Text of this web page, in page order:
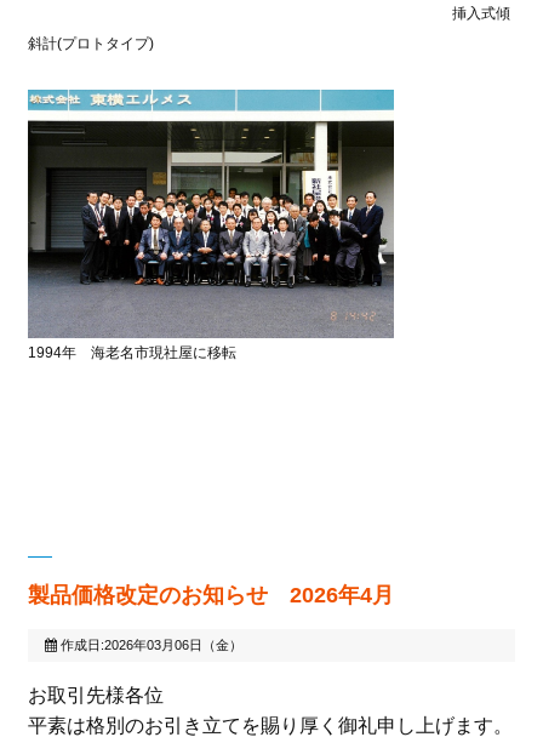
挿入式傾
斜計(プロトタイプ)
1994年 海老名市現社屋に移転
製品価格改定のお知らせ 2026年4月
作成日:2026年03月06日（金）
お取引先様各位
平素は格別のお引き立てを賜り厚く御礼申し上げます。